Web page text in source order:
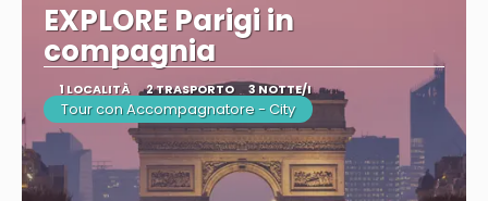
EXPLORE Parigi in
compagnia
1 LOCALITÀ 2 TRASPORTO 3 NOTTE/I
Tour con Accompagnatore - City